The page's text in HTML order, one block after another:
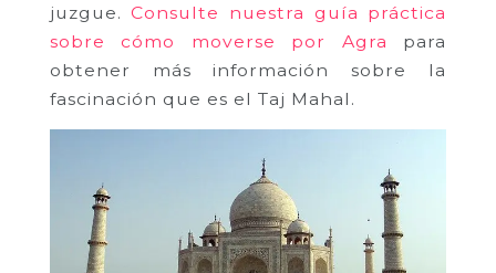
juzgue.Consulte nuestra guía práctica
sobre cómo moverse por Agra para
obtener más información sobre la
fascinación que es el Taj Mahal.